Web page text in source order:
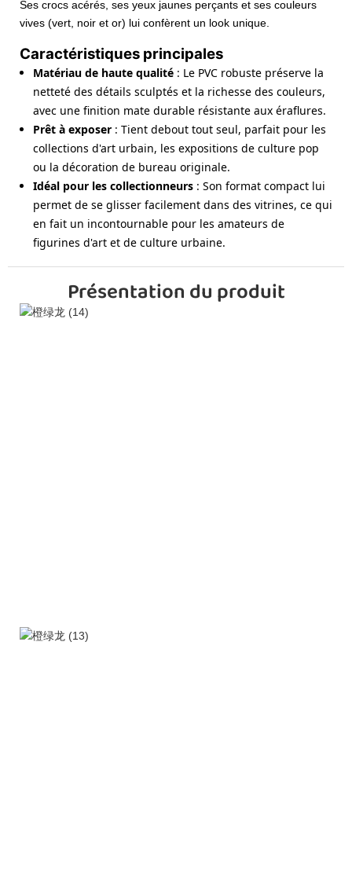
Ses crocs acérés, ses yeux jaunes perçants et ses couleurs
vives (vert, noir et or) lui confèrent un look unique.
Caractéristiques principales
Matériau de haute qualité: Le PVC robuste préserve la
netteté des détails sculptés et la richesse des couleurs,
avec une finition mate durable résistante aux éraflures.
Prêt à exposer: Tient debout tout seul, parfait pour les
collections d'art urbain, les expositions de culture pop
ou la décoration de bureau originale.
Idéal pour les collectionneurs: Son format compact lui
permet de se glisser facilement dans des vitrines, ce qui
en fait un incontournable pour les amateurs de
figurines d'art et de culture urbaine.
Présentation du produit